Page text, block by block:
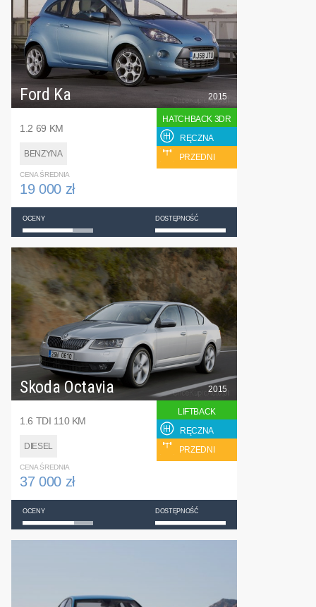
Ford Ka
1.2 69 KM
BENZYNA
2015
HATCHBACK 3DR
RĘCZNA
PRZEDNI
CENA ŚREDNIA
19 000 zł
OCENY DOSTĘPNOŚĆ
Skoda Octavia
1.6 TDI 110 KM
DIESEL
2015
LIFTBACK
RĘCZNA
PRZEDNI
CENA ŚREDNIA
37 000 zł
OCENY DOSTĘPNOŚĆ